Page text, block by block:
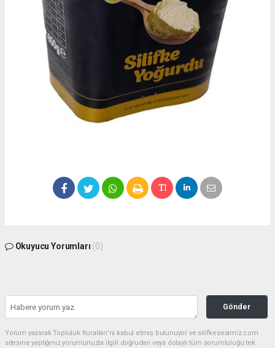
Okuyucu Yorumları (0)
Gönder
Yorum yazarak Topluluk Kuralları’nı kabul etmiş bulunuyor ve silifkesesimiz.com
sitesine yaptığınız yorumunuzla ilgili doğrudan veya dolaylı tüm sorumluluğu tek